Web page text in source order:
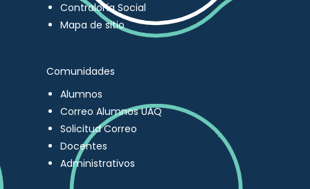
Contraloría Social
Mapa de sitio
Comunidades
Alumnos
Correo Alumnos UAQ
Solicitud Correo
Docentes
Administrativos